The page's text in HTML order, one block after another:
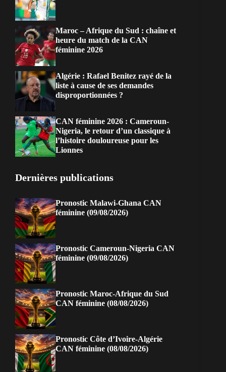
Maroc – Afrique du Sud : chaîne et
heure du match de la CAN
féminine 2026
Algérie : Rafael Benitez rayé de la
liste à cause de ses demandes
disproportionnées ?
CAN féminine 2026 : Cameroun-
Nigeria, le retour d’un classique à
l’histoire douloureuse pour les
Lionnes
Dernières publications
Pronostic Malawi-Ghana CAN
féminine (09/08/2026)
Pronostic Cameroun-Nigeria CAN
féminine (09/08/2026)
Pronostic Maroc-Afrique du Sud
CAN féminine (08/08/2026)
Pronostic Côte d’Ivoire-Algérie
CAN féminine (08/08/2026)